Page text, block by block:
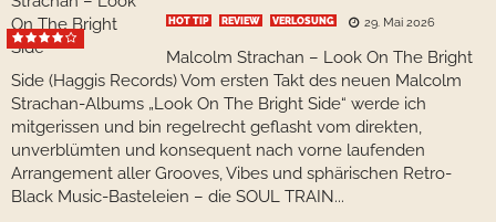
HOT TIP REVIEW VERLOSUNG 29. Mai 2026
Malcolm Strachan – Look On The Bright
Side (Haggis Records) Vom ersten Takt des neuen Malcolm
Strachan-Albums „Look On The Bright Side“ werde ich
mitgerissen und bin regelrecht geflasht vom direkten,
unverblümten und konsequent nach vorne laufenden
Arrangement aller Grooves, Vibes und sphärischen Retro-
Black Music-Basteleien – die SOUL TRAIN...